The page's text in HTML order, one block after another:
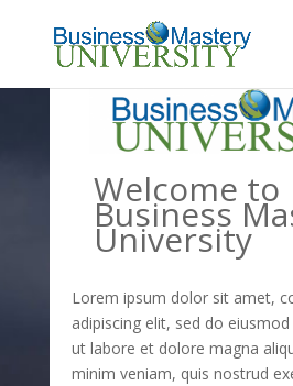
Welcome to
Business
University
Lorem ipsum dolor sit amet,
adipiscing elit, sed do
ut labore et dolore magna
minim veniam, quis nostrud